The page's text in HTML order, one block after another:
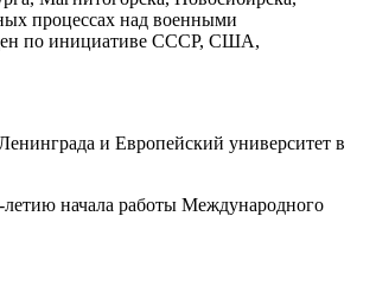
процессах над военными
по инициативе СССР, США,
и Европейский университет в
начала работы Международного